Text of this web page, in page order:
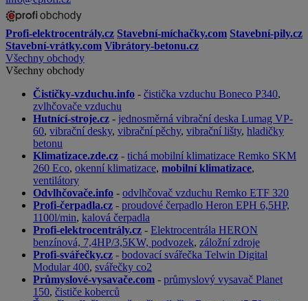
Profi-elektrocentrály.cz Stavební-míchačky.com Stavební-pily.cz
Stavební-vrátky.com Vibrátory-betonu.cz
Všechny obchody
Všechny obchody
Čističky-vzduchu.info - čistička vzduchu Boneco P340,
zvlhčovače vzduchu
Hutnící-stroje.cz - jednosměrná vibrační deska Lumag VP-
60, vibrační desky, vibrační pěchy, vibrační lišty, hladičky
betonu
Klimatizace.zde.cz - tichá mobilní klimatizace Remko SKM
260 Eco, okenní klimatizace, mobilní klimatizace,
ventilátory
Odvlhčovače.info - odvlhčovač vzduchu Remko ETF 320
Profi-čerpadla.cz - proudové čerpadlo Heron EPH 6,5HP,
1100l/min, kalová čerpadla
Profi-elektrocentrály.cz - Elektrocentrála HERON
benzínová, 7,4HP/3,5KW, podvozek, záložní zdroje
Profi-svářečky.cz - bodovací svářečka Telwin Digital
Modular 400, svářečky co2
Průmyslové-vysavače.com - průmyslový vysavač Planet
150, čističe koberců